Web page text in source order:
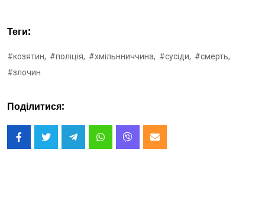
Теги:
#козятин, #поліція, #хмільнниччина, #сусіди, #смерть,
#злочин
Поділитися: